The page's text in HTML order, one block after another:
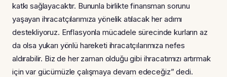
katkı sağlayacaktır. Bununla birlikte finansman sorunu
yaşayan ihracatçılarımıza yönelik atılacak her adımı
destekliyoruz. Enflasyonla mücadele sürecinde kurların az
da olsa yukarı yönlü hareketi ihracatçılarımıza nefes
aldırabilir. Biz de her zaman olduğu gibi ihracatımızı artırmak
için var gücümüzle çalışmaya devam edeceğiz” dedi.